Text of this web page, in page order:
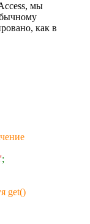
мы
как в
;
get()